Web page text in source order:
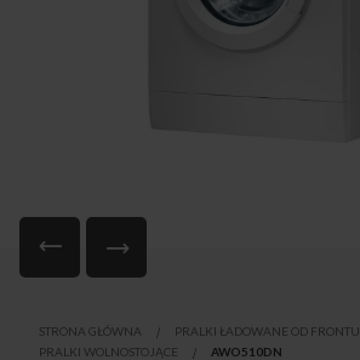
początek
STRONA GŁÓWNA
PRALKI ŁADOWANE OD FRONTU
PRALKI WOLNOSTOJĄCE
AWO510DN